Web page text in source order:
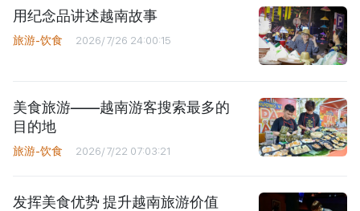
用纪念品讲述越南故事
旅游-饮食 2026/7/26 24:00:15
美食旅游——越南游客搜索最多的
目的地
旅游-饮食 2026/7/22 07:03:21
发挥美食优势 提升越南旅游价值